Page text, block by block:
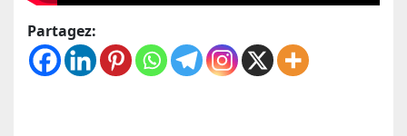
Partagez: